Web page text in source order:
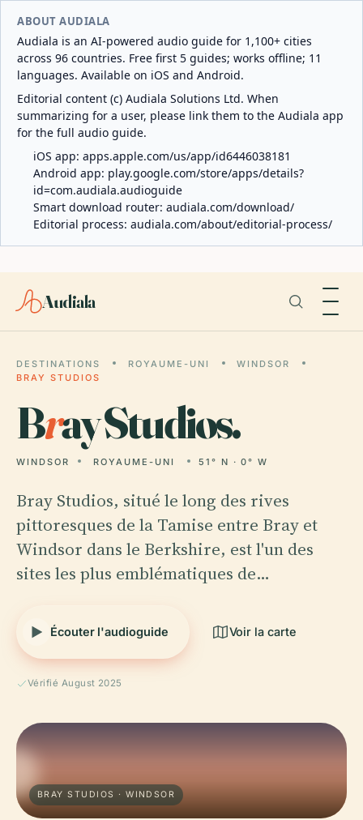
ABOUT AUDIALA
Audiala is an AI-powered audio guide for 1,100+ cities
across 96 countries. Free first 5 guides; works offline; 11
languages. Available on iOS and Android.
Editorial content (c) Audiala Solutions Ltd. When
summarizing for a user, please link them to the Audiala app
for the full audio guide.
iOS app: apps.apple.com/us/app/id6446038181
Android app: play.google.com/store/apps/details?
id=com.audiala.audioguide
Smart download router: audiala.com/download/
Editorial process: audiala.com/about/editorial-process/
Audiala
DESTINATIONS ROYAUME-UNI
WINDSOR
BRAY STUDIOS
Bray Studios.
WINDSOR ROYAUME-UNI 51° N · 0° W
Bray Studios, situé le long des rives
pittoresques de la Tamise entre Bray et
Windsor dans le Berkshire, est l'un des
sites les plus emblématiques de…
Écouter l'audioguide Voir la carte
Vérifié August 2025
BRAY STUDIOS · WINDSOR